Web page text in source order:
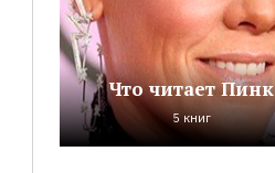
Что читает Пинк
5 книг